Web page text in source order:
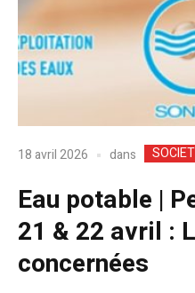
18 avril 2026 dans
Eau potable |
21 & 22 avril :
concernées